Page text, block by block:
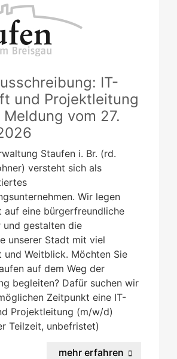
IT-
und Projektleitung
Meldung vom 27.
Staufen i. Br. (rd.
versteht sich als
Wir legen
auf eine bürgerfreundliche
und gestalten die
unserer Stadt mit viel
und Weitblick. Möchten Sie
auf dem Weg der
begleiten? Dafür suchen wir
Zeitpunkt eine IT-
Projektleitung (m/w/d)
Teilzeit, unbefristet)
mehr erfahren